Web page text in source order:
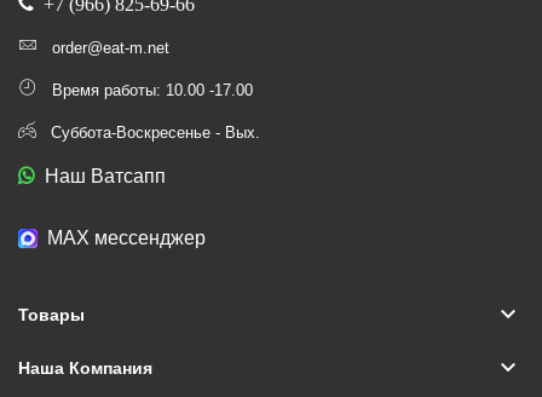
order@eat-m.net
Время работы: 10.00 -17.00
Суббота-Воскресенье - Вых.
Наш Ватсапп
МАХ мессенджер
Товары keyboard_arrow_down
Наша Компания keyboard_arrow_down